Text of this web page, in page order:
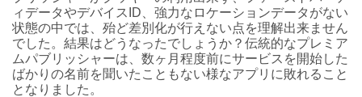
ィデータやデバイスID、強力なロケーションデータがない
状態の中では、殆ど差別化が行えない点を理解出来ません
でした。結果はどうなったでしょうか？伝統的なプレミア
ムパブリッシャーは、数ヶ月程度前にサービスを開始した
ばかりの名前を聞いたこともない様なアプリに敗れること
となりました。